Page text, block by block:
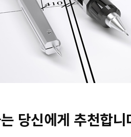
당신에게 추천합